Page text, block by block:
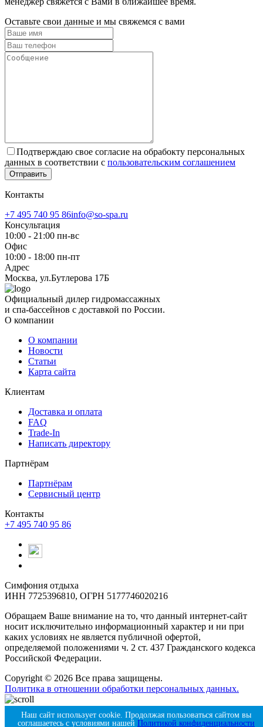
Оставьте свои данные и мы свяжемся с вами
Подтверждаю свое согласие на обрабокту персональных
данных в соответствии с пользовательским соглашением
Отправить
Контакты
+7 495 740 95 86info@so-spa.ru
Консультация
10:00 - 21:00 пн-вс
Офис
10:00 - 18:00 пн-пт
Адрес
Москва, ул.Бутлерова 17Б
Официальный дилер гидромассажных
и спа-бассейнов с доставкой по России.
О компании
О компании
Новости
Статьи
Карта сайта
Клиентам
Доставка и оплата
FAQ
Trade-In
Написать директору
Партнёрам
Партнёрам
Сервисный центр
Контакты
+7 495 740 95 86
Симфония отдыха
ИНН 7725396810, ОГРН 5177746020216
Обращаем Ваше внимание на то, что данный интернет-сайт
носит исключительно информационный характер и ни при
каких условиях не является публичной офертой,
определяемой положениями ч. 2 ст. 437 Гражданского кодекса
Российской Федерации.
Copyright © 2026 Все права защищены.
Политика в отношении обработки персональных данных.
Наш сайт использует cookie. Продолжая пользоваться сайтом вы
соглашаетесь с условиями нашей Политикой конфиденциальности